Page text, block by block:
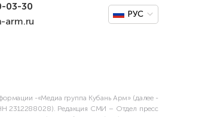
03-30
arm.ru
РУС
-«Медиа группа Кубань Арм» (далее -
2312288028). Редакция СМИ – Отдел пресс